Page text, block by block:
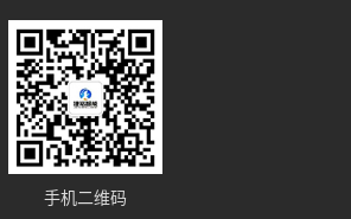
手机二维码